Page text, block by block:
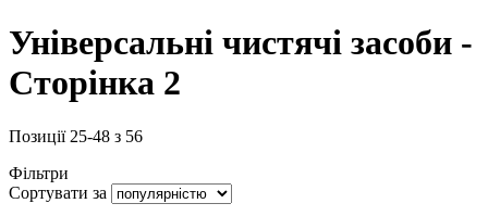
Універсальні чистячі засоби -
Сторінка 2
Позиції 25-48 з 56
Фільтри
Сортувати за